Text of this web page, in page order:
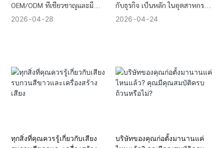
OEM/ODM ที่เชี่ยวชาญและมี
ประสบการณ์มากกว่า 17 ปี เราให้
แม่พิมพ์เฉพาะ การประกอบชิ้น
ส่วน ขั้น สูง และ การ สร้าง แบรนด์
ตามสั่ง เราสนับสนุนการสร้าง
2026 04 28
กับธุรกิจ เป็นหลัก ในอุตสาหกรรม
ผลิตภัณฑ์สำหรับมารดา
ของ Amazon แพลตฟอร์มคัดสรร
ผลิตภัณฑ์สำหรับเด็กระดับโลก
เครือข่ายค้าปลีกเครื่องใช้ไฟฟ้าใน
2026 04 24
ทุกสิ่งที่คุณควรรู้เกี่ยวกับเสียง
บริษัทของคุณก่อตั้งมานานแค่